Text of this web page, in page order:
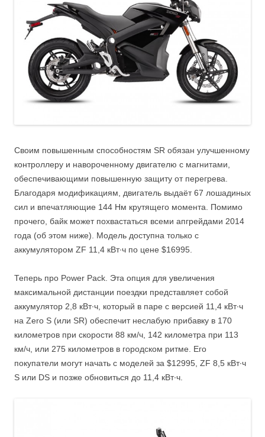
Своим повышенным способностям SR обязан улучшенному
контроллеру и навороченному двигателю с магнитами,
обеспечивающими повышенную защиту от перегрева.
Благодаря модификациям, двигатель выдаёт 67 лошадиных
сил и впечатляющие 144 Нм крутящего момента. Помимо
прочего, байк может похвастаться всеми апгрейдами 2014
года (об этом ниже). Модель доступна только с
аккумулятором ZF 11,4 кВт∙ч по цене $16995.
Теперь про Power Pack. Эта опция для увеличения
максимальной дистанции поездки представляет собой
аккумулятор 2,8 кВт∙ч, который в паре с версией 11,4 кВт∙ч
на Zero S (или SR) обеспечит неслабую прибавку в 170
километров при скорости 88 км/ч, 142 километра при 113
км/ч, или 275 километров в городском ритме. Его
покупатели могут начать с моделей за $12995, ZF 8,5 кВт∙ч
S или DS и позже обновиться до 11,4 кВт∙ч.